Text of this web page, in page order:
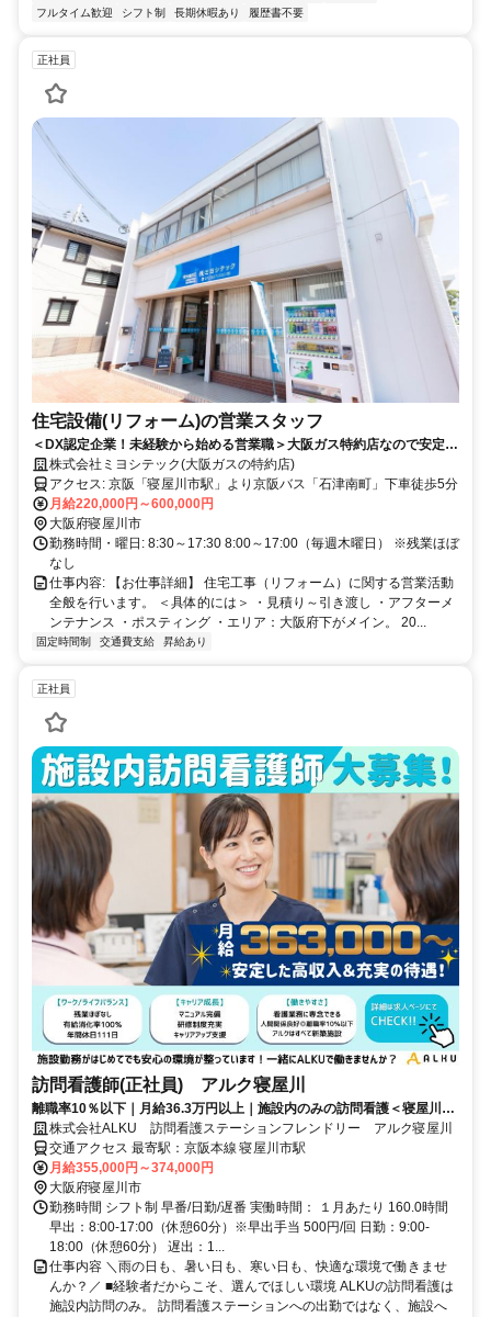
フルタイム歓迎 シフト制 長期休暇あり 履歴書不要
正社員
住宅設備(リフォーム)の営業スタッフ
＜DX認定企業！未経験から始める営業職＞大阪ガス特約店なので安定経
営！もちろん経験者の方も歓迎！
株式会社ミヨシテック(大阪ガスの特約店)
アクセス: 京阪「寝屋川市駅」より京阪バス「石津南町」下車徒歩5分
月給220,000円～600,000円
大阪府寝屋川市
勤務時間・曜日: 8:30～17:30 8:00～17:00（毎週木曜日） ※残業ほぼ
なし
仕事内容: 【お仕事詳細】 住宅工事（リフォーム）に関する営業活動
全般を行います。 ＜具体的には＞ ・見積り～引き渡し ・アフターメ
ンテナンス ・ポスティング ・エリア：大阪府下がメイン。 20...
固定時間制 交通費支給 昇給あり
正社員
訪問看護師(正社員) アルク寝屋川
離職率10％以下｜月給36.3万円以上｜施設内のみの訪問看護＜寝屋川市
＞ 株式会社ALKU 訪問看護ステーションフレンドリー アルク寝屋川
交通アクセス 最寄駅：京阪本線 寝屋川市駅
月給355,000円～374,000円
大阪府寝屋川市
勤務時間 シフト制 早番/日勤/遅番 実働時間： １月あたり 160.0時間
早出：8:00-17:00（休憩60分）※早出手当 500円/回 日勤：9:00-
18:00（休憩60分） 遅出：1...
仕事内容 ＼雨の日も、暑い日も、寒い日も、快適な環境で働きませ
んか？／ ■経験者だからこそ、選んでほしい環境 ALKUの訪問看護は
施設内訪問のみ。 訪問看護ステーションへの出勤ではなく、施設へ